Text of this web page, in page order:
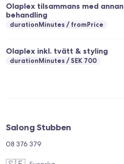
Olaplex tilsammans med annan
behandling
durationMinutes fromPrice
Olaplex inkl. tvätt & styling
durationMinutes SEK 700
Salong Stubben
08 376 379